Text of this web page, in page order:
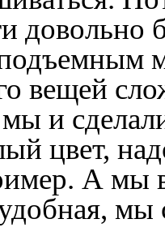
довольно
вещей
и
цвет,
А мы